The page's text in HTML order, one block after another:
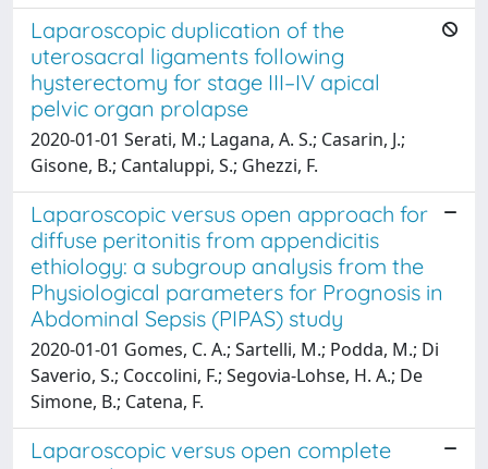
Laparoscopic duplication of the
uterosacral ligaments following
hysterectomy for stage III–IV apical
pelvic organ prolapse
2020-01-01 Serati, M.; Lagana, A. S.; Casarin, J.;
Gisone, B.; Cantaluppi, S.; Ghezzi, F.
Laparoscopic versus open approach for
diffuse peritonitis from appendicitis
ethiology: a subgroup analysis from the
Physiological parameters for Prognosis in
Abdominal Sepsis (PIPAS) study
2020-01-01 Gomes, C. A.; Sartelli, M.; Podda, M.; Di
Saverio, S.; Coccolini, F.; Segovia-Lohse, H. A.; De
Simone, B.; Catena, F.
Laparoscopic versus open complete